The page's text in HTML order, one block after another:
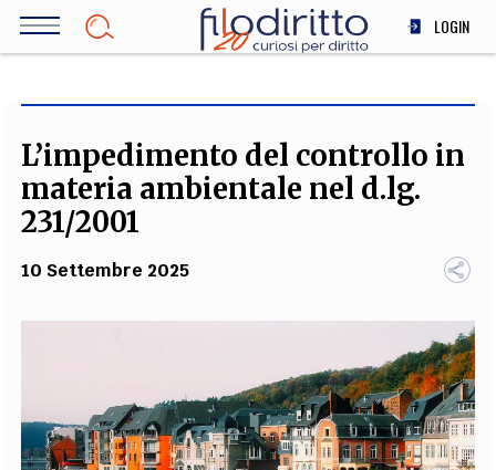
Salta
LOGIN
SOCIETÀ
MEDICINA
TEAM
FILODIRITTO REDAZIONE COMITATO SCIENTIFICO AUTORI CURATORI
FOTOGRAFI PARTNER COLLABORA CON NOI
L’impedimento del controllo in
materia ambientale nel d.lg.
231/2001
10 Settembre 2025